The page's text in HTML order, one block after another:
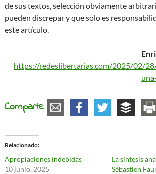
de sus textos, selección obviamente
pueden discrepar y que solo es
este artículo.
https://redeslibertarias.com/2025/02/
Comparte
Relacionado
Apropiaciones indebidas
10 junio, 2025
La síntesis
Sébastien